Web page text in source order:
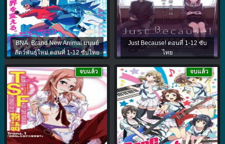
BNA: Brand New Animal มนุษย์
สัตว์พันธุ์ใหม่ ตอนที่ 1-12 ซับไทย
Just Because! ตอนที่ 1-12 ซับ
ไทย
จบแล้ว จบแล้ว